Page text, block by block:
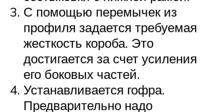
С помощью перемычек из
профиля задается требуемая
жесткость короба. Это
достигается за счет усиления
его боковых частей.
Устанавливается гофра.
Предварительно надо